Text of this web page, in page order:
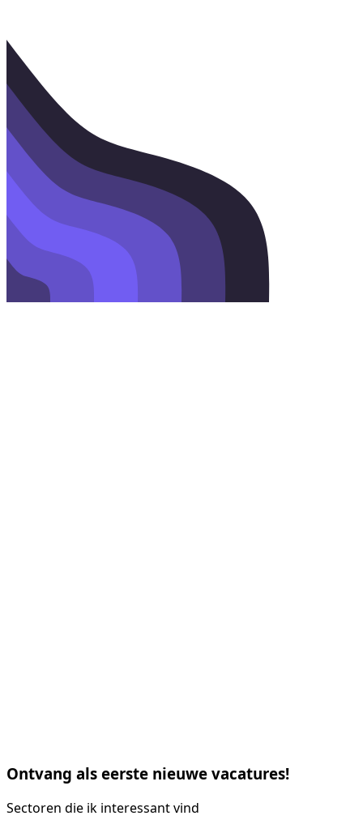
Ontvang als eerste nieuwe vacatures!
Sectoren die ik interessant vind